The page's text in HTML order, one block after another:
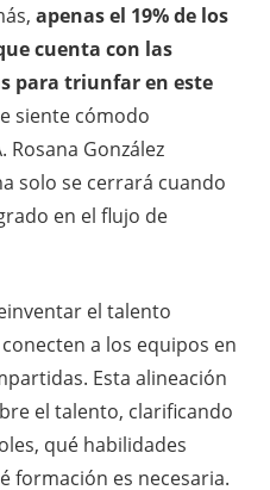
apenas el 19% de los
cuenta con las
para triunfar en este
siente cómodo
Rosana González
solo se cerrará cuando
en el flujo de
el talento
a los equipos en
Esta alineación
el talento, clarificando
qué habilidades
formación es necesaria.